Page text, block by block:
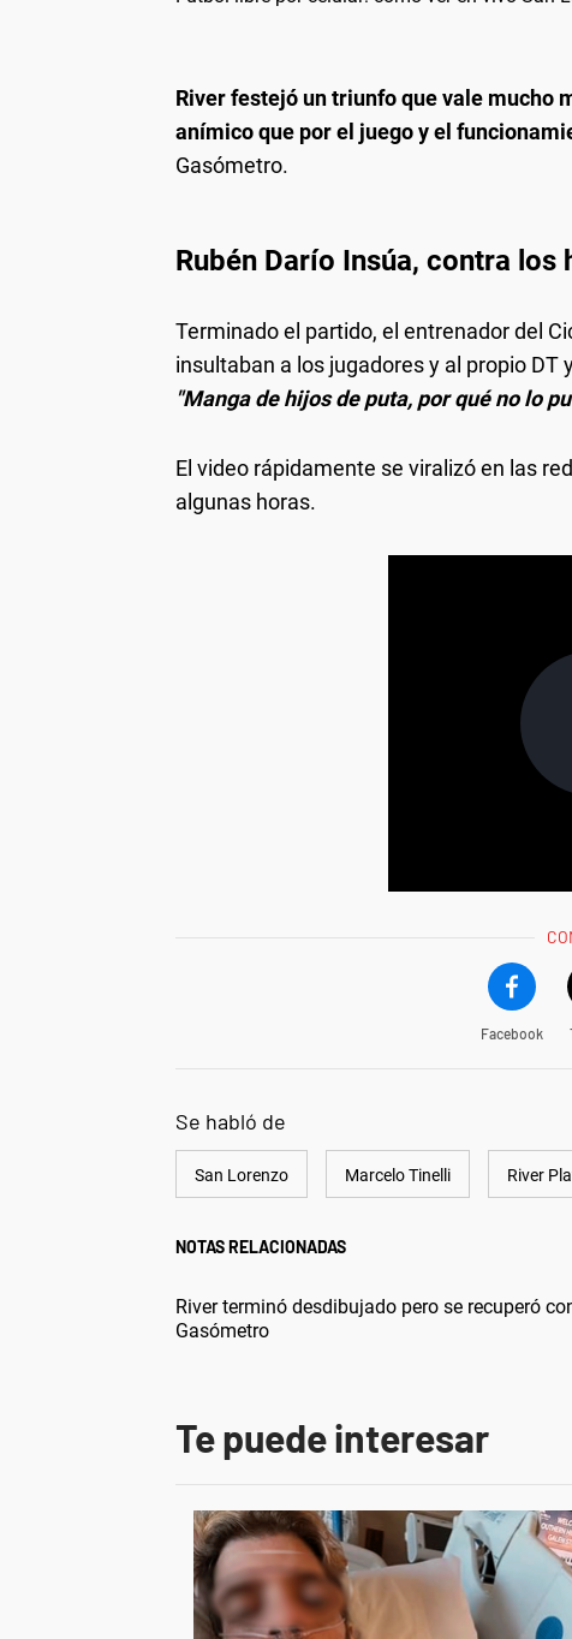
River festejó un triunfo que vale mucho
anímico que por el juego y el
Gasómetro.
Rubén Darío Insúa, contra los
Terminado el partido, el entrenador del
insultaban a los jugadores y al propio DT
"Manga de hijos de puta, por qué no lo
El video rápidamente se viralizó en las
algunas horas.
Facebook
Se habló de
San Lorenzo Marcelo Tinelli River
NOTAS RELACIONADAS
River terminó desdibujado pero se recuperó
Gasómetro
Te puede interesar